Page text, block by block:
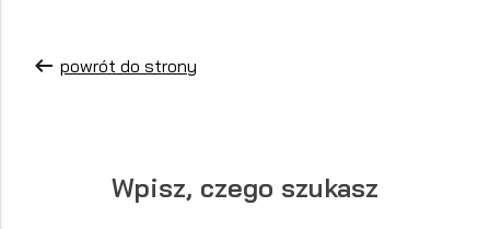
powrót do strony
Wpisz, czego szukasz